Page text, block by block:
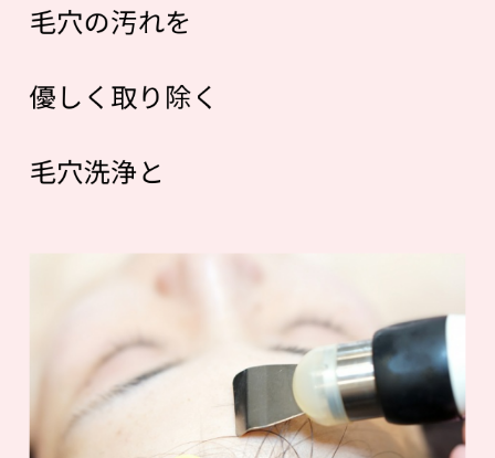
毛穴の汚れを
優しく取り除く
毛穴洗浄と